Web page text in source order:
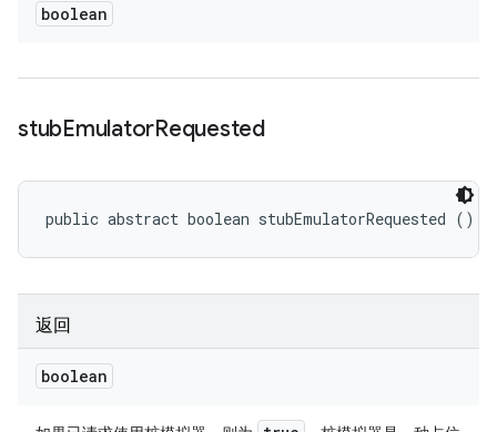
boolean
stubEmulatorRequested
public abstract boolean stubEmulatorRequested ()
返回
boolean